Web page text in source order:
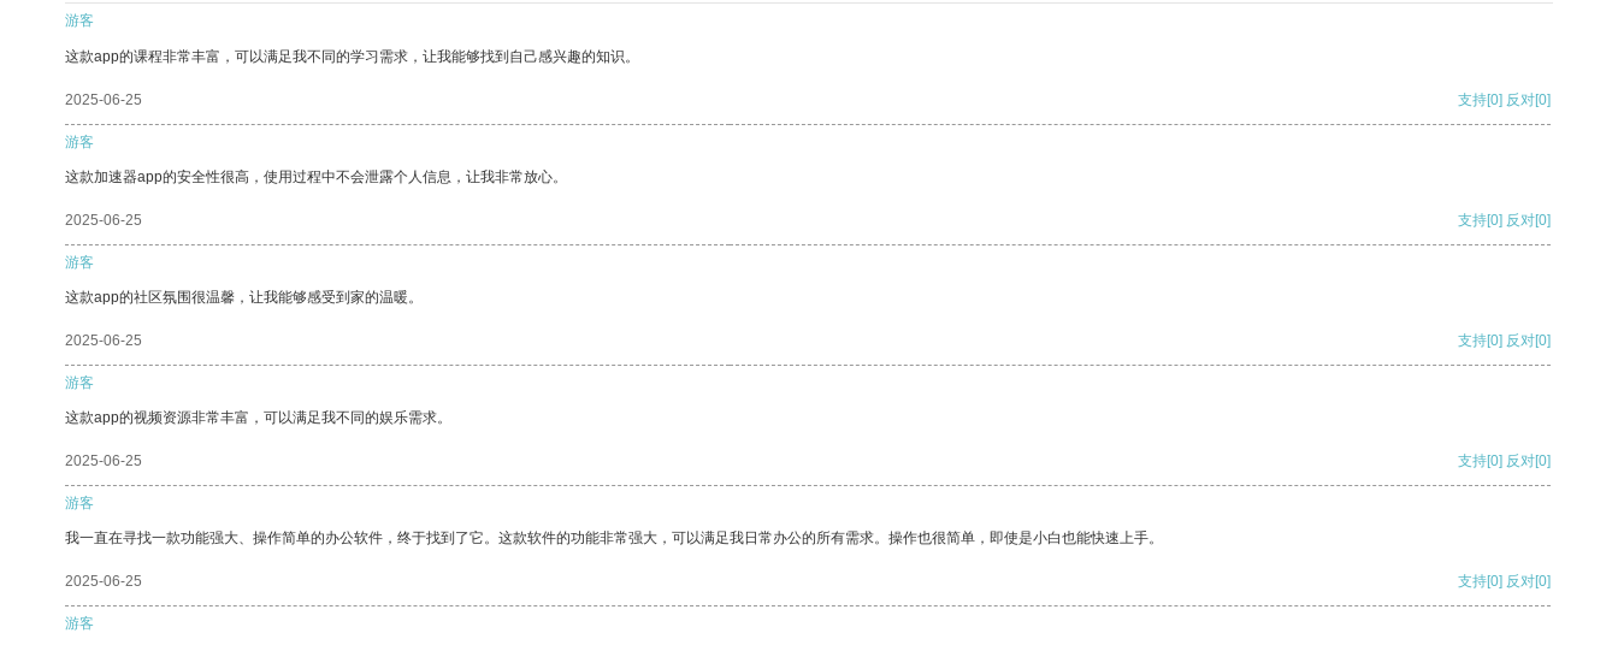
游客
这款app的课程非常丰富，可以满足我不同的学习需求，让我能够找到自己感兴趣的知识。
2025-06-25 支持[0] 反对[0]
游客
这款加速器app的安全性很高，使用过程中不会泄露个人信息，让我非常放心。
2025-06-25 支持[0] 反对[0]
游客
这款app的社区氛围很温馨，让我能够感受到家的温暖。
2025-06-25 支持[0] 反对[0]
游客
这款app的视频资源非常丰富，可以满足我不同的娱乐需求。
2025-06-25 支持[0] 反对[0]
游客
我一直在寻找一款功能强大、操作简单的办公软件，终于找到了它。这款软件的功能非常强大，可以满足我日常办公的所有需求。操作也很简单，即使是小白也能快速上手。
2025-06-25 支持[0] 反对[0]
游客